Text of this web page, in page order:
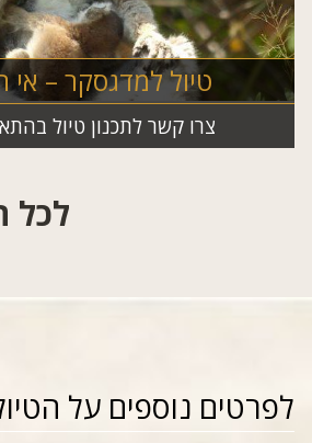
טיול למדגסקר – אי
צרו קשר לתכנון טיול
לכל
לפרטים נוספים על